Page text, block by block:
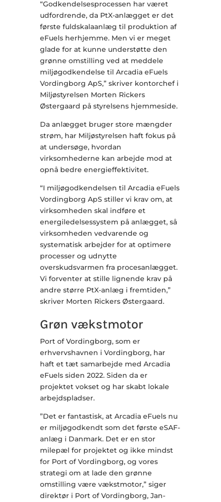
“Godkendelsesprocessen har været
udfordrende, da PtX-anlægget er det
første fuldskalaanlæg til produktion af
eFuels herhjemme. Men vi er meget
glade for at kunne understøtte den
grønne omstilling ved at meddele
miljøgodkendelse til Arcadia eFuels
Vordingborg ApS,” skriver kontorchef i
Miljøstyrelsen Morten Rickers
Østergaard på styrelsens hjemmeside.
Da anlægget bruger store mængder
strøm, har Miljøstyrelsen haft fokus på
at undersøge, hvordan
virksomhederne kan arbejde mod at
opnå bedre energieffektivitet.
“I miljøgodkendelsen til Arcadia eFuels
Vordingborg ApS stiller vi krav om, at
virksomheden skal indføre et
energiledelsessystem på anlægget, så
virksomheden vedvarende og
systematisk arbejder for at optimere
processer og udnytte
overskudsvarmen fra procesanlægget.
Vi forventer at stille lignende krav på
andre større PtX-anlæg i fremtiden,”
skriver Morten Rickers Østergaard.
Grøn vækstmotor
Port of Vordingborg, som er
erhvervshavnen i Vordingborg, har
haft et tæt samarbejde med Arcadia
eFuels siden 2022. Siden da er
projektet vokset og har skabt lokale
arbejdspladser.
”Det er fantastisk, at Arcadia eFuels nu
er miljøgodkendt som det første eSAF-
anlæg i Danmark. Det er en stor
milepæl for projektet og ikke mindst
for Port of Vordingborg, og vores
strategi om at lade den grønne
omstilling være vækstmotor,” siger
direktør i Port of Vordingborg, Jan-